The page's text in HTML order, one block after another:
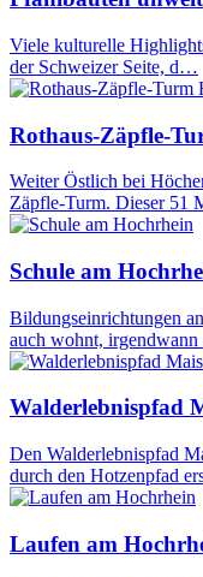
Viele kulturelle
der Schweizer Seite, d…
Rothaus-Zäpfle-
Weiter Östlich bei
Zäpfle-Turm. Dieser 51
Schule am
Bildungseinrichtungen
auch wohnt,
Walderlebnispfad
Den Walderlebnispfad
durch den Hotzenpfad
Laufen am